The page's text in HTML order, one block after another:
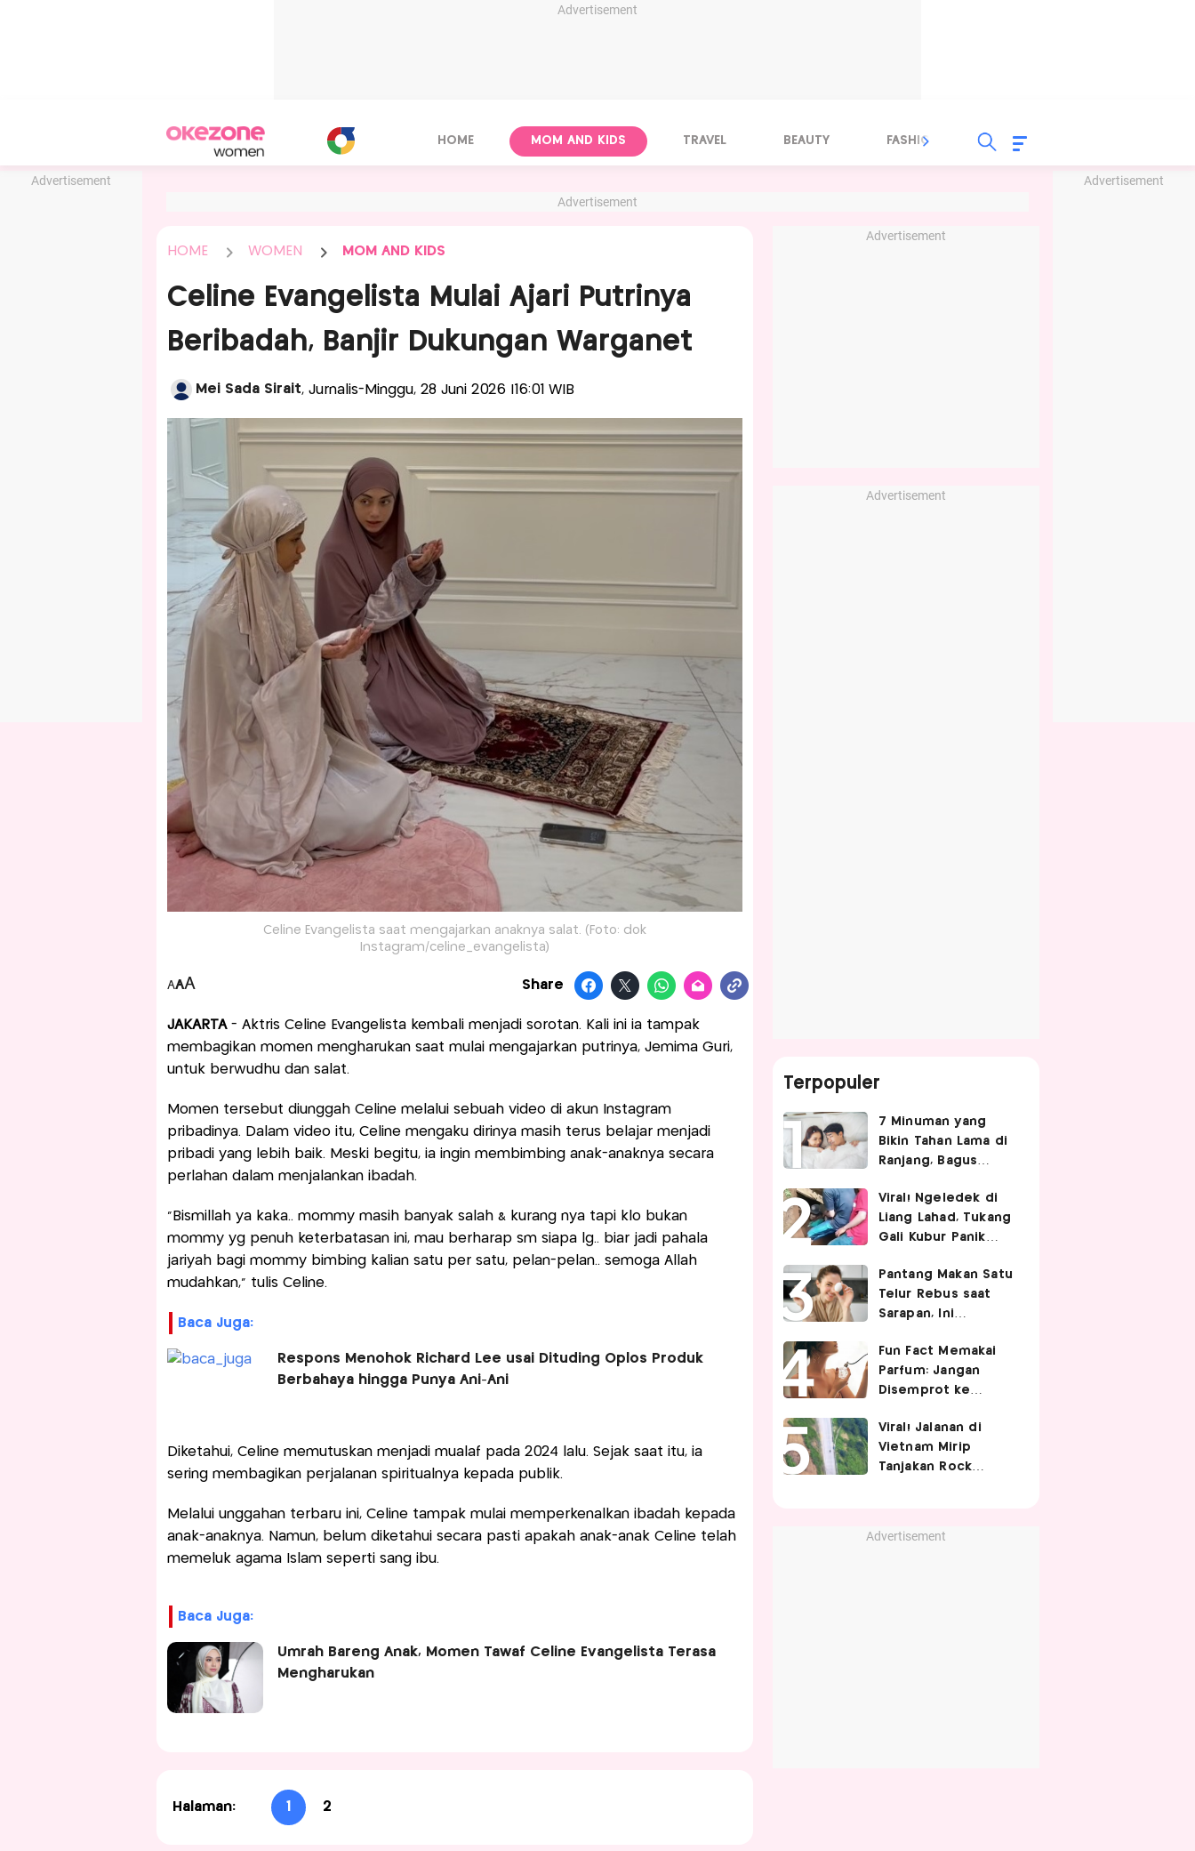
Advertisement
Advertisement Advertisement
HOME MOM AND KIDS TRAVEL BEAUTY FASHION FOOD
Advertisement
HOME WOMEN MOM AND KIDS
Celine Evangelista Mulai Ajari Putrinya
Beribadah, Banjir Dukungan Warganet
Mei Sada Sirait, Jurnalis-Minggu, 28 Juni 2026 |16:01 WIB
Celine Evangelista saat mengajarkan anaknya salat. (Foto: dok
Instagram/celine_evangelista)
AAA Share
JAKARTA- Aktris Celine Evangelista kembali menjadi sorotan. Kali ini ia tampak
membagikan momen mengharukan saat mulai mengajarkan putrinya, Jemima Guri,
untuk berwudhu dan salat.
Momen tersebut diunggah Celine melalui sebuah video di akun Instagram
pribadinya. Dalam video itu, Celine mengaku dirinya masih terus belajar menjadi
pribadi yang lebih baik. Meski begitu, ia ingin membimbing anak-anaknya secara
perlahan dalam menjalankan ibadah.
“Bismillah ya kaka.. mommy masih banyak salah & kurang nya tapi klo bukan
mommy yg penuh keterbatasan ini, mau berharap sm siapa lg.. biar jadi pahala
jariyah bagi mommy bimbing kalian satu per satu, pelan-pelan.. semoga Allah
mudahkan,” tulis Celine.
Baca Juga:
Respons Menohok Richard Lee usai Dituding Oplos Produk
Berbahaya hingga Punya Ani-Ani
Diketahui, Celine memutuskan menjadi mualaf pada 2024 lalu. Sejak saat itu, ia
sering membagikan perjalanan spiritualnya kepada publik.
Melalui unggahan terbaru ini, Celine tampak mulai memperkenalkan ibadah kepada
anak-anaknya. Namun, belum diketahui secara pasti apakah anak-anak Celine telah
memeluk agama Islam seperti sang ibu.
Baca Juga:
Umrah Bareng Anak, Momen Tawaf Celine Evangelista Terasa
Mengharukan
Halaman: 1 2
Advertisement
Advertisement
Terpopuler
7 Minuman yang
Bikin Tahan Lama di
Ranjang, Bagus
Hubungan Intim
Viral! Ngeledek di
Liang Lahad, Tukang
Gali Kubur Panik
Pantang Makan Satu
Telur Rebus saat
Sarapan, Ini
Ahli Gizi!
Fun Fact Memakai
Parfum: Jangan
Disemprot ke
Golden Time
Memakainya!
Viral! Jalanan di
Vietnam Mirip
Tanjakan Rock
Advertisement